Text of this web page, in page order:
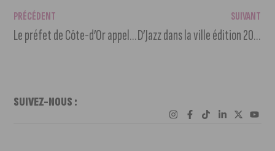
PRÉCÉDENT
Le préfet de Côte-d’Or appelle à l’économie d’eau
SUIVANT
D’Jazz dans la ville édition 2022
SUIVEZ-NOUS :